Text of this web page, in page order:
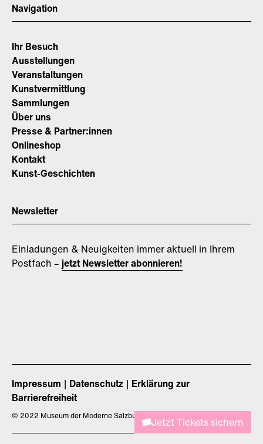
Navigation
Ihr Besuch
Ausstellungen
Veranstaltungen
Kunstvermittlung
Sammlungen
Über uns
Presse & Partner:innen
Onlineshop
Kontakt
Kunst-Geschichten
Newsletter
Einladungen & Neuigkeiten immer aktuell in Ihrem
Postfach – jetzt Newsletter abonnieren!
Impressum Datenschutz
Erklärung zur
Barrierefreiheit
© 2022 Museum der Moderne Salzburg Jetzt Tickets sichern